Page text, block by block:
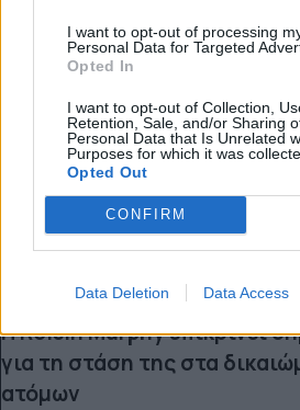
I want to opt-out of processing
Personal Data for Targeted
Opted In
I want to opt-out of Collection,
Retention, Sale, and/or Sharing
Personal Data that Is Unrelated
Purposes for which it was
Opted Out
CONFIRM
Data Deletion Data Access
ΔΙΕΘΝΗ ΝΕΑ
Η Róisín Murphy επικρίνει
για τη στάση της στα
ατόμων